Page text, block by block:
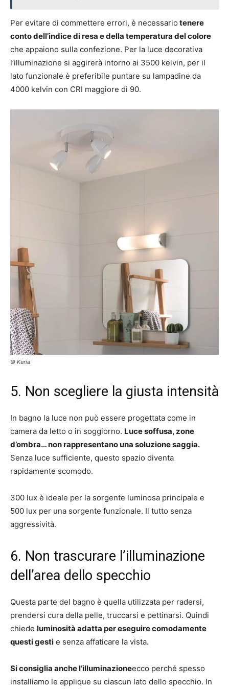
Per evitare di commettere errori, è necessario tenere
conto dell’indice di resa e della temperatura del colore
che appaiono sulla confezione. Per la luce decorativa
l’illuminazione si aggirerà intorno ai 3500 kelvin, per il
lato funzionale è preferibile puntare su lampadine da
4000 kelvin con CRI maggiore di 90.
© Keria
5. Non scegliere la giusta intensità
In bagno la luce non può essere progettata come in
camera da letto o in soggiorno. Luce soffusa, zone
d’ombra… non rappresentano una soluzione saggia.
Senza luce sufficiente, questo spazio diventa
rapidamente scomodo.
300 lux è ideale per la sorgente luminosa principale e
500 lux per una sorgente funzionale. Il tutto senza
aggressività.
6. Non trascurare l’illuminazione
dell’area dello specchio
Questa parte del bagno è quella utilizzata per radersi,
prendersi cura della pelle, truccarsi e pettinarsi. Quindi
chiede luminosità adatta per eseguire comodamente
questi gesti e senza affaticare la vista.
Si consiglia anche l’illuminazioneecco perché spesso
installiamo le applique su ciascun lato dello specchio. In